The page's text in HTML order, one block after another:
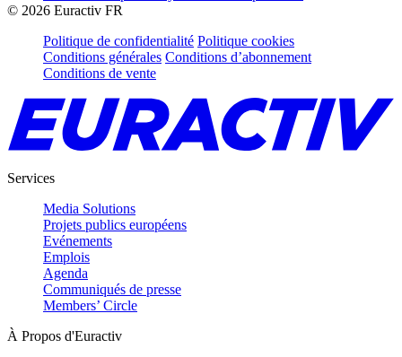
© 2026 Euractiv FR
Politique de confidentialité Politique cookies
Conditions générales Conditions d’abonnement
Conditions de vente
Services
Media Solutions
Projets publics européens
Evénements
Emplois
Agenda
Communiqués de presse
Members’ Circle
À Propos d'Euractiv